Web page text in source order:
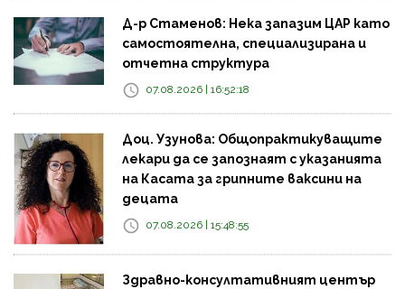
Д-р Стаменов: Нека запазим ЦАР като
самостоятелна, специализирана и
отчетна структура
07.08.2026 | 16:52:18
Доц. Узунова: Общопрактикуващите
лекари да се запознаят с указанията
на Касата за грипните ваксини на
децата
07.08.2026 | 15:48:55
Здравно-консултативният център